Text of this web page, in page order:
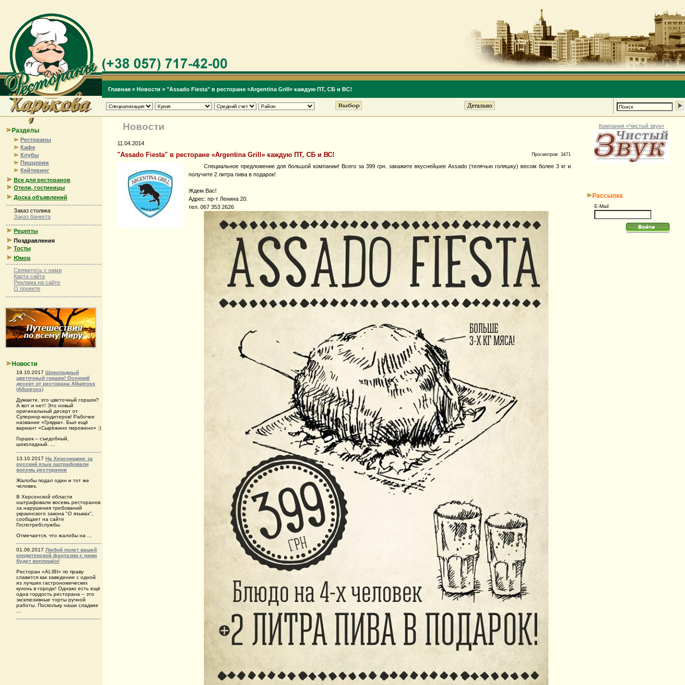
Главная » Новости » "Аssado Fiesta" в ресторане «Argentina Grill» каждую ПТ, СБ и ВС!
Разделы
Рестораны
Кафе
Клубы
Пиццерии
Кейтеринг
Все для ресторанов
Отели, гостиницы
Доска объявлений
Заказ столика
Заказ банкета
Рецепты
Поздравления
Тосты
Юмор
Свяжитесь с нами
Карта сайта
Реклама на сайте
О проекте
Новости
19.10.2017 Шоколадный
цветочный горшок! Осенний
десерт от ресторана Albatross
(Albatross)
Думаете, это цветочный горшок?
А вот и нет! Это новый
оригинальный десерт от
Супериор-кондитеров! Рабочее
название «Грядка». Был ещё
вариант «Сырёжино пирожено» :)
Горшок – съедобный,
шоколадный. ...
13.10.2017 На Херсонщине за
русский язык оштрафовали
восемь ресторанов
Жалобы подал один и тот же
человек.
В Херсонской области
оштрафовали восемь ресторанов
за нарушения требований
украинского закона "О языках",
сообщает на сайте
Госпотребслужбы.
Отмечается, что жалобы на ...
01.06.2017 Любой полет вашей
кондитерской фантазии с нами
будет воплощён!
Ресторан «ALIBI» по праву
славится как заведение с одной
из лучших гастрономических
кухонь в городе! Однако есть ещё
одна гордость ресторана – это
эксклюзивные торты ручной
работы. Поскольку наши сладкие
Новости
11.04.2014
"Аssado Fiesta" в ресторане «Argentina Grill» каждую ПТ, СБ и ВС! Просмотров: 3471
Специальное предложение для большой компании! Всего за 399 грн. закажите вкуснейшее Аssado (телячью голяшку) весом более 3 кг и
получите 2 литра пива в подарок!
Ждем Вас!
Адрес: пр-т Ленина 20.
тел. 067 353 2626
Компания «Чистый звук»
Рассылка
E-Mail